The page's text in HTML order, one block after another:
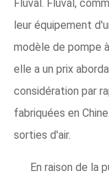
Fluval. Fluval,
leur équipement
modèle de pompe
elle a un prix
considération par
fabriquées en
sorties d'air.
En raison de la